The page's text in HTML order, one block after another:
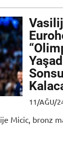
11/AĞU/
Micic, bronz